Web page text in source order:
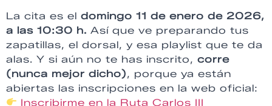
La cita es el domingo 11 de enero de 2026,
a las 10:30 h. Así que ve preparando tus
zapatillas, el dorsal, y esa playlist que te da
alas. Y si aún no te has inscrito, corre
(nunca mejor dicho), porque ya están
abiertas las inscripciones en la web oficial:
Inscribirme en la Ruta Carlos III